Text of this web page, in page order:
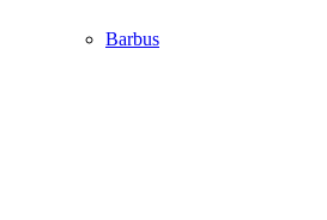
Barbus